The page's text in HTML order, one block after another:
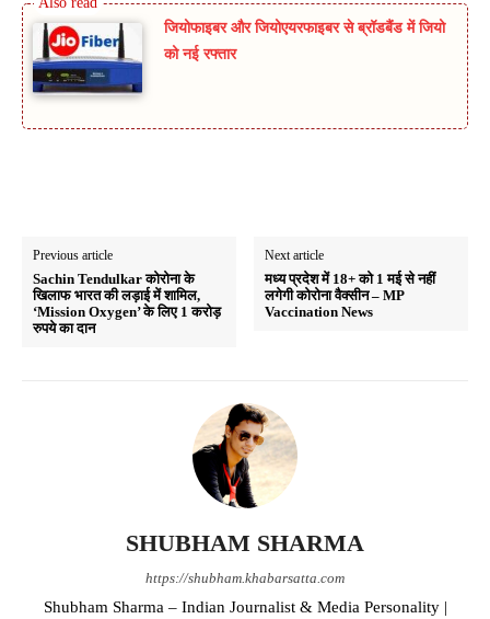
जियोफाइबर और जियोएयरफाइबर से ब्रॉडबैंड में जियो
को नई रफ्तार
Previous article
Sachin Tendulkar कोरोना के
खिलाफ भारत की लड़ाई में शामिल,
‘Mission Oxygen’ के लिए 1 करोड़
रुपये का दान
Next article
मध्य प्रदेश में 18+ को 1 मई से नहीं
लगेगी कोरोना वैक्सीन – MP
Vaccination News
SHUBHAM SHARMA
https://shubham.khabarsatta.com
Shubham Sharma – Indian Journalist & Media Personality |